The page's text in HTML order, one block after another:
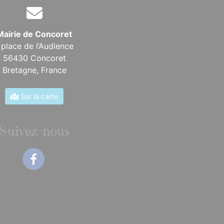
de Concoret
place de l’Audience
56430 Concoret
Bretagne, France
Sur la carte
Suivez-nous